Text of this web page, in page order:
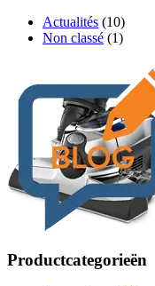
Actualités (10)
Non classé (1)
Productcategorieën